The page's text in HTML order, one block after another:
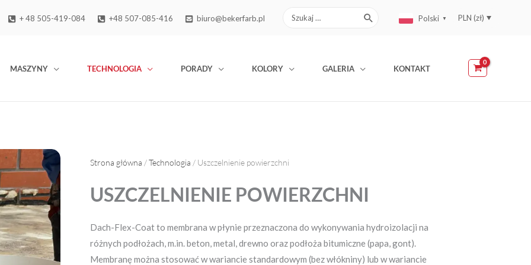
+ 48 505-419-084 +48 507-085-416 biuro@bekerfarb.pl
Search
for:
Polski ▼ PLN (zł)
MASZYNY TECHNOLOGIA PORADY KOLORY GALERIA KONTAKT
Strona główna /Technologia / Uszczelnienie powierzchni
USZCZELNIENIE POWIERZCHNI
Dach-Flex-Coat to membrana w płynie przeznaczona do wykonywania hydroizolacji na
różnych podłożach, m.in. beton, metal, drewno oraz podłoża bitumiczne (papa, gont).
Membranę można stosować w wariancie standardowym (bez włókniny) lub w wariancie